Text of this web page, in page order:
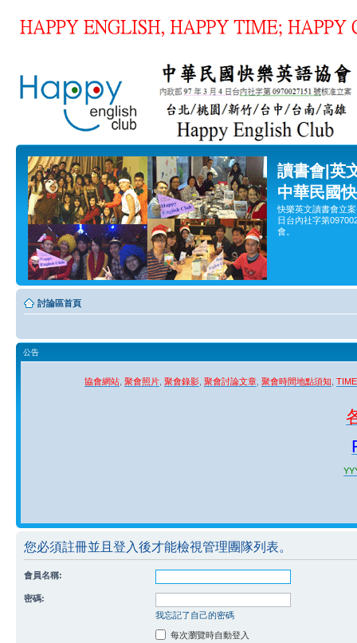
讀書會|英
中華民國
快樂英文讀書會立
日台內社字第
會。
討論區首頁
公告
協會網站 聚會照片 聚會錄影 聚會討論文章 聚會時間地點須知
您必須註冊並且登入後才能檢視管理團隊列表。
會員名稱:
密碼:
我忘記了自己的密碼
每次瀏覽時自動登入